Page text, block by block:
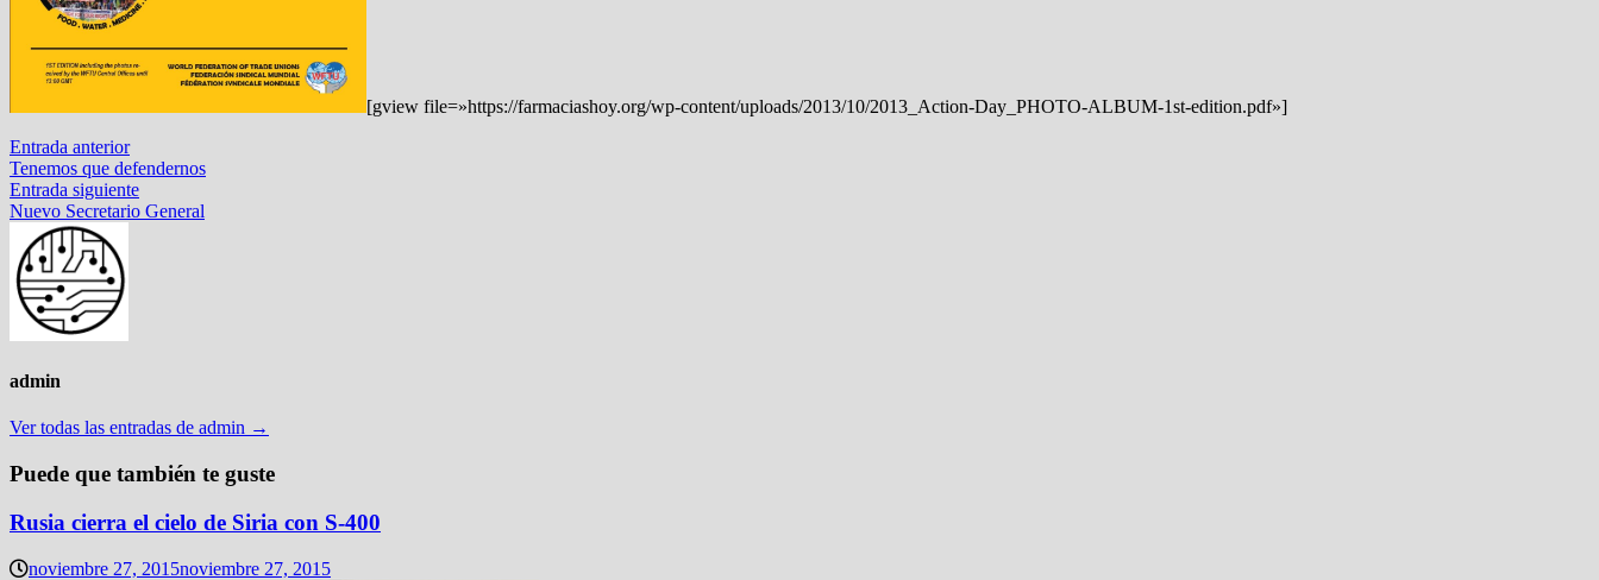
[gview file=»https://farmaciashoy.org/wp-content/uploads/2013/10/2013_Action-Day_PHOTO-ALBUM-1st-edition.pdf»]
Navegación
de
entradas
Entrada anteriorEntrada
anterior:
Tenemos que defendernos
Entrada siguienteEntrada
siguiente:
Nuevo Secretario General
admin
Ver todas las entradas de admin →
Puede que también te guste
Rusia cierra el cielo de Siria con S-400
noviembre 27, 2015noviembre 27, 2015